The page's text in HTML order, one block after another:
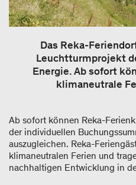
Das Reka-
Leuchtturmprojekt
Energie. Ab sofort
klimaneutrale
Ab sofort können Reka-
der individuellen
auszugleichen. Reka-
klimaneutralen Ferien und
nachhaltigen Entwicklung in